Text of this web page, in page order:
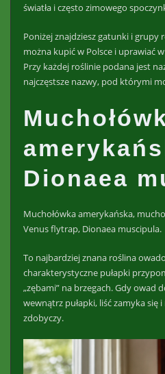
światła i często zimowego
Poniżej znajdziesz gatunki i
można kupić w Polsce i uprawiać
Przy każdej roślinie podana jest
najczęstsze nazwy, pod którymi
Dionaea
Muchołówka amerykańska,
Venus flytrap, Dionaea muscipula.
To najbardziej znana roślina
charakterystyczne pułapki
„zębami” na brzegach. Gdy owad
wewnątrz pułapki, liść zamyka się
zdobyczy.